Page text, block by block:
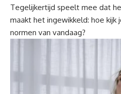
Tegelijkertijd speelt mee dat
maakt het ingewikkeld: hoe kijk
normen van vandaag?